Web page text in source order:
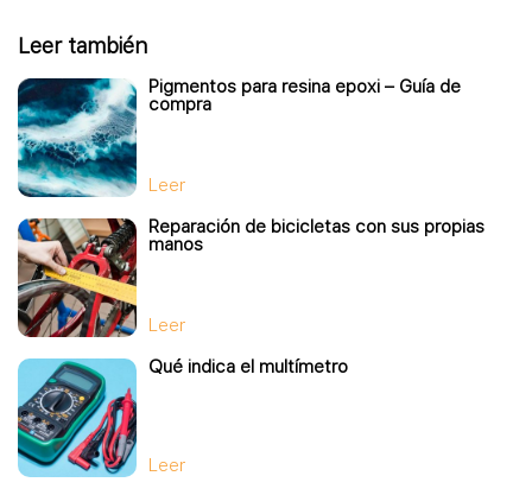
Leer también
Pigmentos para resina epoxi – Guía de
compra
Leer
Reparación de bicicletas con sus propias
manos
Leer
Qué indica el multímetro
Leer